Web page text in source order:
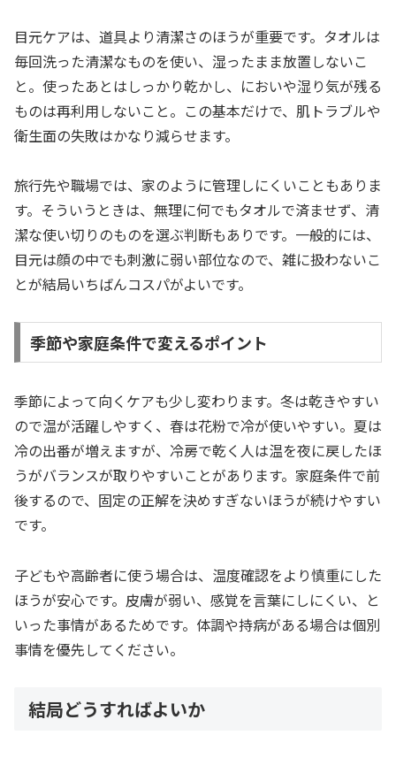
目元ケアは、道具より清潔さのほうが重要です。タオルは
毎回洗った清潔なものを使い、湿ったまま放置しないこ
と。使ったあとはしっかり乾かし、においや湿り気が残る
ものは再利用しないこと。この基本だけで、肌トラブルや
衛生面の失敗はかなり減らせます。
旅行先や職場では、家のように管理しにくいこともありま
す。そういうときは、無理に何でもタオルで済ませず、清
潔な使い切りのものを選ぶ判断もありです。一般的には、
目元は顔の中でも刺激に弱い部位なので、雑に扱わないこ
とが結局いちばんコスパがよいです。
季節や家庭条件で変えるポイント
季節によって向くケアも少し変わります。冬は乾きやすい
ので温が活躍しやすく、春は花粉で冷が使いやすい。夏は
冷の出番が増えますが、冷房で乾く人は温を夜に戻したほ
うがバランスが取りやすいことがあります。家庭条件で前
後するので、固定の正解を決めすぎないほうが続けやすい
です。
子どもや高齢者に使う場合は、温度確認をより慎重にした
ほうが安心です。皮膚が弱い、感覚を言葉にしにくい、と
いった事情があるためです。体調や持病がある場合は個別
事情を優先してください。
結局どうすればよいか